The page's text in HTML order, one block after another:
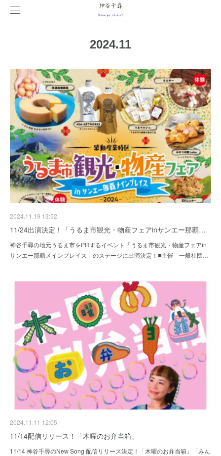
2024.11
2024.11.19 13:52
11/24出演決定！「うるま市観光・物産フェアinサンエー那覇…
神谷千尋の地元うるま市をPRするイベント「うるま市観光・物産フェアin
サンエー那覇メインプレイス」のステージに出演決定！■主催 一般社団…
2024.11.11 12:05
11/14配信リリース！「木曜のお弁当箱」
11/14 神谷千尋のNew Song 配信リリース決定！「木曜のお弁当箱」「みん